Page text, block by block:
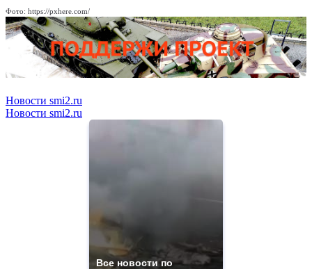
Фото: https://pxhere.com/
Новости smi2.ru
Новости smi2.ru
Все новости по